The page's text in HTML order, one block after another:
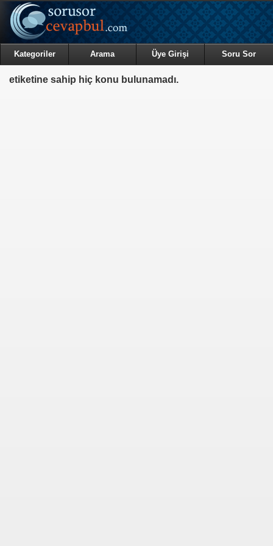
Kategoriler Arama Üye Girişi Soru Sor
etiketine sahip hiç konu bulunamadı.